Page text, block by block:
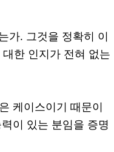
가. 그것을 정확히 이
한 인지가 전혀 없는
케이스이기 때문이
이 있는 분임을 증명